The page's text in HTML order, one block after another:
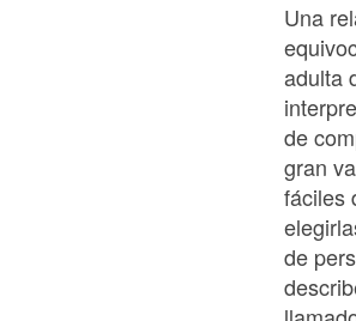
Una
adulta
de
gran
fáciles
de